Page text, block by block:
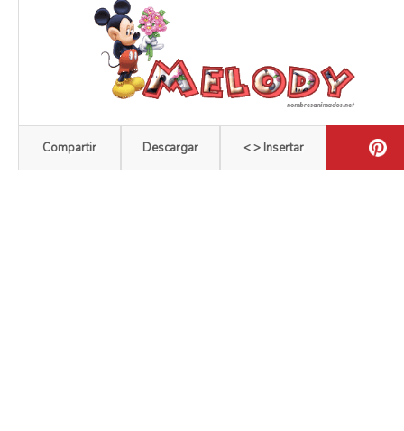
Compartir Descargar < > Insertar